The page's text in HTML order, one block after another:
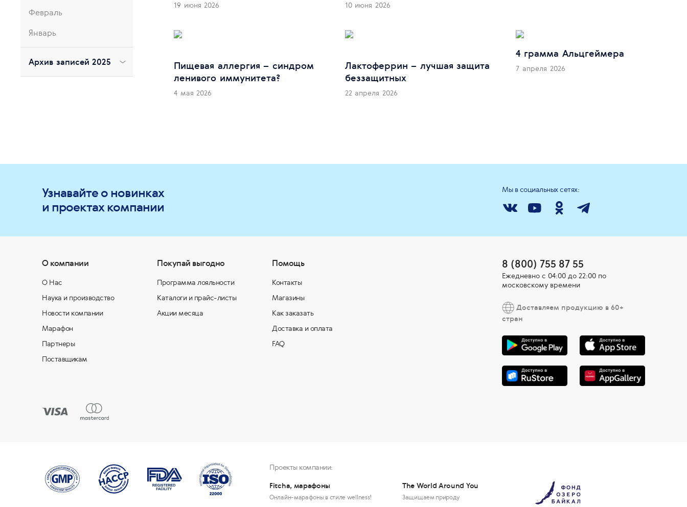
19 июня 2026 10 июня 2026
Пищевая аллергия – синдром
ленивого иммунитета?
4 мая 2026
Лактоферрин – лучшая защита
беззащитных
22 апреля 2026
4 грамма Альцгеймера
7 апреля 2026
Февраль
Январь
Архив записей 2025
Узнавайте о новинках
и проектах компании
Мы в социальных сетях:
О компании
О Нас
Наука и производство
Новости компании
Марафон
Партнеры
Поставщикам
Покупай выгодно
Программа лояльности
Каталоги и прайс-листы
Акции месяца
Помощь
Контакты
Магазины
Как заказать
Доставка и оплата
FAQ
8 (800) 755 87 55
Ежедневно c 04:00 до 22:00 по
московскому времени
Доставляем продукцию в 60+
стран
Проекты компании:
Fitcha, марафоны
Онлайн-марафоны в стиле wellness!
The World Around You
Защищаем природу